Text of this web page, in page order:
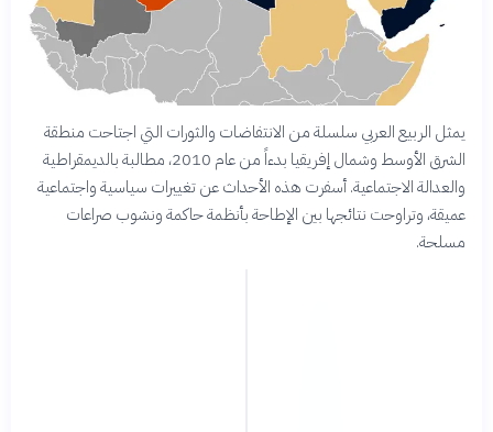
يمثل الربيع العربي سلسلة من الانتفاضات والثورات التي اجتاحت منطقة
الشرق الأوسط وشمال إفريقيا بدءاً من عام 2010، مطالبة بالديمقراطية
والعدالة الاجتماعية. أسفرت هذه الأحداث عن تغييرات سياسية واجتماعية
عميقة، وتراوحت نتائجها بين الإطاحة بأنظمة حاكمة ونشوب صراعات
مسلحة.